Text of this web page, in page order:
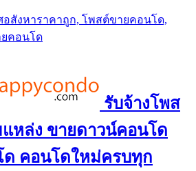
อสังหาราคาถูก, โพสต์ขายคอนโด,
คอนโด
รับจ้างโพส
แหล่ง ขายดาวน์คอนโด
ด คอนโดใหม่ครบทุก